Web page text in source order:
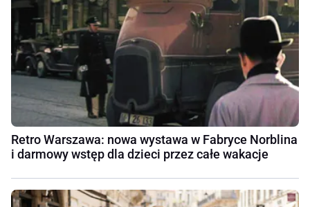
Retro Warszawa: nowa wystawa w Fabryce Norblina
i darmowy wstęp dla dzieci przez całe wakacje